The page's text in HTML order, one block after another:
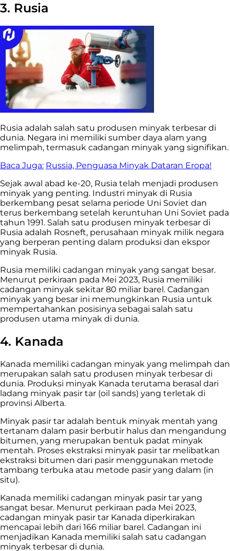
3. Rusia
Rusia adalah salah satu produsen minyak terbesar di
dunia. Negara ini memiliki sumber daya alam yang
melimpah, termasuk cadangan minyak yang signifikan.
Baca Juga: Russia, Penguasa Minyak Dataran Eropa!
Sejak awal abad ke-20, Rusia telah menjadi produsen
minyak yang penting. Industri minyak di Rusia
berkembang pesat selama periode Uni Soviet dan
terus berkembang setelah keruntuhan Uni Soviet pada
tahun 1991. Salah satu produsen minyak terbesar di
Rusia adalah Rosneft, perusahaan minyak milik negara
yang berperan penting dalam produksi dan ekspor
minyak Rusia.
Rusia memiliki cadangan minyak yang sangat besar.
Menurut perkiraan pada Mei 2023, Rusia memiliki
cadangan minyak sekitar 80 miliar barel. Cadangan
minyak yang besar ini memungkinkan Rusia untuk
mempertahankan posisinya sebagai salah satu
produsen utama minyak di dunia.
4. Kanada
Kanada memiliki cadangan minyak yang melimpah dan
merupakan salah satu produsen minyak terbesar di
dunia. Produksi minyak Kanada terutama berasal dari
ladang minyak pasir tar (oil sands) yang terletak di
provinsi Alberta.
Minyak pasir tar adalah bentuk minyak mentah yang
tertanam dalam pasir berbutir halus dan mengandung
bitumen, yang merupakan bentuk padat minyak
mentah. Proses ekstraksi minyak pasir tar melibatkan
ekstraksi bitumen dari pasir menggunakan metode
tambang terbuka atau metode pasir yang dalam (in
situ).
Kanada memiliki cadangan minyak pasir tar yang
sangat besar. Menurut perkiraan pada Mei 2023,
cadangan minyak pasir tar Kanada diperkirakan
mencapai lebih dari 166 miliar barel. Cadangan ini
menjadikan Kanada memiliki salah satu cadangan
minyak terbesar di dunia.